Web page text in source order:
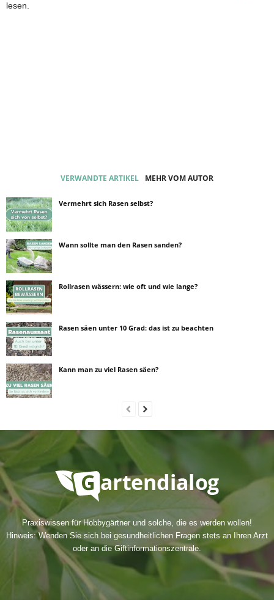
lesen.
VERWANDTE ARTIKEL MEHR VOM AUTOR
Vermehrt sich Rasen selbst?
Wann sollte man den Rasen sanden?
Rollrasen wässern: wie oft und wie lange?
Rasen säen unter 10 Grad: das ist zu beachten
Kann man zu viel Rasen säen?
Praxiswissen für Hobbygärtner und solche, die es werden wollen!
Hinweis: Wenden Sie sich bei gesundheitlichen Fragen stets an Ihren Arzt
oder an die Giftinformationszentrale.